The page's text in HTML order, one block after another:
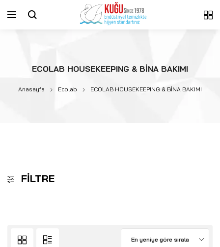
ECOLAB HOUSEKEEPING & BİNA BAKIMI
Anasayfa Ecolab ECOLAB HOUSEKEEPING & BİNA BAKIMI
FILTRE
En yeniye göre sırala